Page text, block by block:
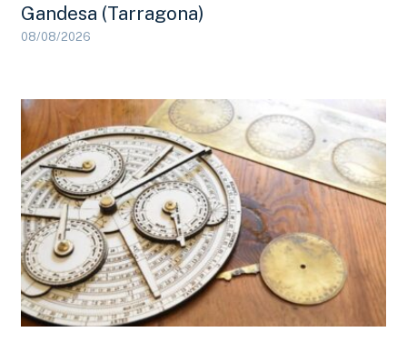
Gandesa (Tarragona)
08/08/2026